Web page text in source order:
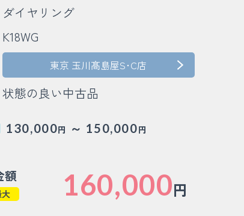
ダイヤリング
K18WG
東京 玉川髙島屋S･C店
状態の良い中古品
130,000円 ～ 150,000円
額 160,000円